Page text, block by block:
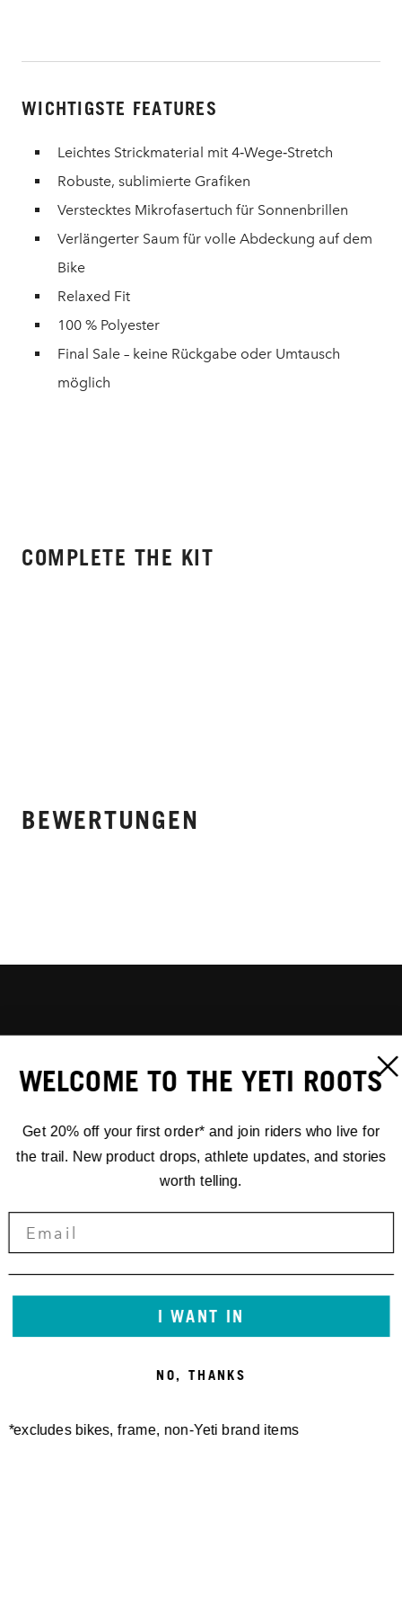
WICHTIGSTE FEATURES
Leichtes Strickmaterial mit 4‑Wege‑Stretch
Robuste, sublimierte Grafiken
Verstecktes Mikrofasertuch für Sonnenbrillen
Verlängerter Saum für volle Abdeckung auf dem
Bike
Relaxed Fit
100 % Polyester
Final Sale – keine Rückgabe oder Umtausch
möglich
COMPLETE THE KIT
BEWERTUNGEN
WELCOME TO THE YETI ROOTS
Get 20% off your first order* and join riders who live for
the trail. New product drops, athlete updates, and stories
worth telling.
I WANT IN
NO, THANKS
*excludes bikes, frame, non-Yeti brand items